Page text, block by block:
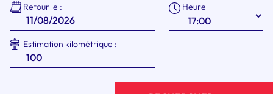
Retour le : Heure
Estimation kilométrique :